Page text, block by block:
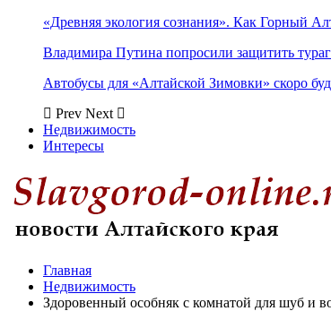
«Древняя экология сознания». Как Горный
Владимира Путина попросили защитить
Автобусы для «Алтайской Зимовки» скоро
Prev Next
Недвижимость
Интересы
Главная
Недвижимость
Здоровенный особняк с комнатой для шуб и